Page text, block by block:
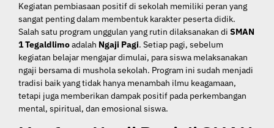
Kegiatan pembiasaan positif di sekolah memiliki peran yang
sangat penting dalam membentuk karakter peserta didik.
Salah satu program unggulan yang rutin dilaksanakan di SMAN
1 Tegaldlimoadalah Ngaji Pagi. Setiap pagi, sebelum
kegiatan belajar mengajar dimulai, para siswa melaksanakan
ngaji bersama di mushola sekolah. Program ini sudah menjadi
tradisi baik yang tidak hanya menambah ilmu keagamaan,
tetapi juga memberikan dampak positif pada perkembangan
mental, spiritual, dan emosional siswa.